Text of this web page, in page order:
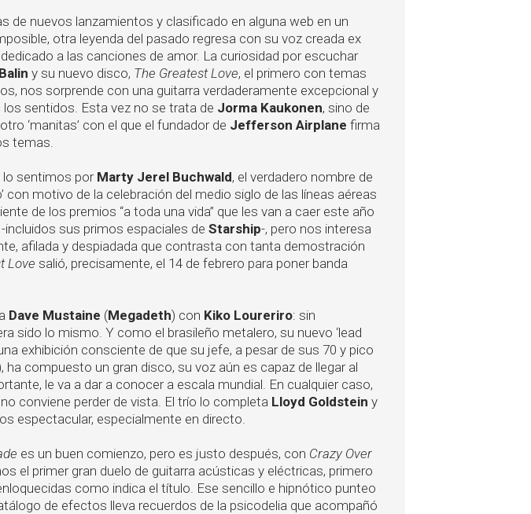
de nuevos lanzamientos y clasificado en alguna web en un
otra leyenda del pasado regresa con su voz creada ex
a las canciones de amor. La curiosidad por escuchar
y su nuevo disco, The Greatest Love, el primero con temas
nos sorprende con una guitarra verdaderamente excepcional y
sentidos. Esta vez no se trata de Jorma Kaukonen, sino de
‘manitas’ con el que el fundador de Jefferson Airplane firma
temas.
lo sentimos por Marty Jerel Buchwald, el verdadero nombre de
con motivo de la celebración del medio siglo de las líneas aéreas
de los premios “a toda una vida” que les van a caer este año
-incluidos sus primos espaciales de Starship-, pero nos interesa
afilada y despiadada que contrasta con tanta demostración
Love salió, precisamente, el 14 de febrero para poner banda
Dave Mustaine (Megadeth) con Kiko Loureriro: sin
sido lo mismo. Y como el brasileño metalero, su nuevo ‘lead
exhibición consciente de que su jefe, a pesar de sus 70 y pico
ha compuesto un gran disco, su voz aún es capaz de llegar al
le va a dar a conocer a escala mundial. En cualquier caso,
no conviene perder de vista. El trío lo completa Lloyd Goldstein y
espectacular, especialmente en directo.
es un buen comienzo, pero es justo después, con Crazy Over
el primer gran duelo de guitarra acústicas y eléctricas, primero
como indica el título. Ese sencillo e hipnótico punteo
de efectos lleva recuerdos de la psicodelia que acompañó